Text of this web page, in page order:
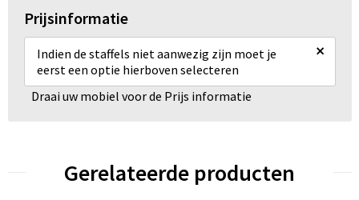
Prijsinformatie
Indien de staffels niet aanwezig zijn moet je
eerst een optie hierboven selecteren
×
Draai uw mobiel voor de Prijs informatie
Gerelateerde producten